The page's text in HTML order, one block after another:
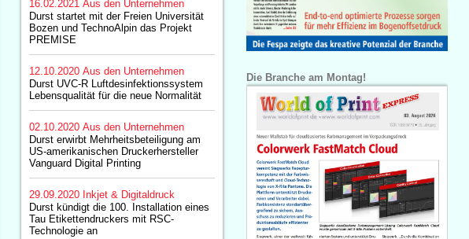
16.02.2021 Aus den Unternehmen
Durst startet mit der Freien Universität
Bozen und TechnoAlpin das Projekt
PREMISE
12.10.2020 Aus den Unternehmen
Durst UVC-R Luftdesinfektionssystem
Lebensqualität für die neue Normalität
02.10.2020 Aus den Unternehmen
Durst erwirbt Mehrheitsbeteiligung am
US-amerikanischen Druckerhersteller
Vanguard Digital Printing
29.09.2020 Inkjet & Digitaldruck
Durst kündigt die 100. Installation eines
Tau Etikettendruckers mit RSC-
Technologie an
Die Branche am Montag!